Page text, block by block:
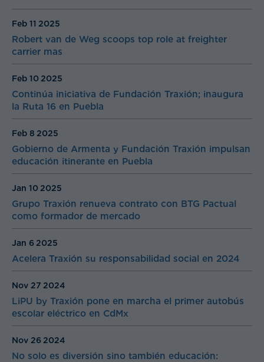
Robert van de Weg scoops top role at freighter
carrier mas
Feb 11 2025
Continúa iniciativa de Fundación Traxión; inaugura
la Ruta 16 en Puebla
Feb 10 2025
Gobierno de Armenta y Fundación Traxión impulsan
educación itinerante en Puebla
Feb 8 2025
Grupo Traxión renueva contrato con BTG Pactual
como formador de mercado
Jan 10 2025
Acelera Traxión su responsabilidad social en 2024
Jan 6 2025
LiPU by Traxión pone en marcha el primer autobús
escolar eléctrico en CdMx
Nov 27 2024
No solo es diversión sino también educación:
Nov 26 2024